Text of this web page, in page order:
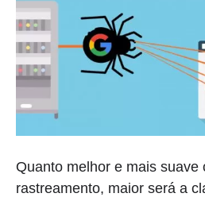
Quanto melhor e mais suave
rastreamento, maior será a